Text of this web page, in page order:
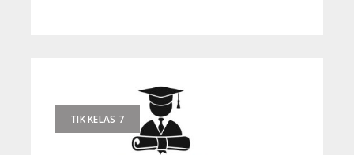
TIK KELAS 7